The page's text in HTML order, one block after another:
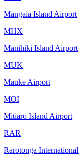
Mangaia Island Airport
MHX
Manihiki Island Airport
MUK
Mauke Airport
MOI
Mitiaro Island Airport
RAR
Rarotonga